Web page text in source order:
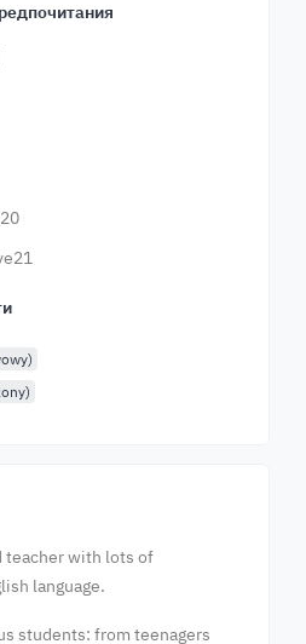
teacher with lots of
language.
students: from teenagers